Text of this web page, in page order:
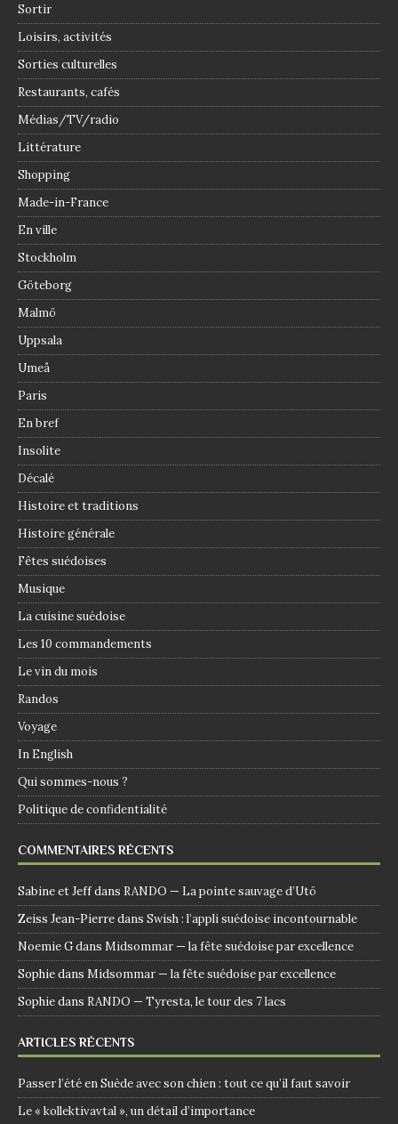
Sortir
Loisirs, activités
Sorties culturelles
Restaurants, cafés
Médias/TV/radio
Littérature
Shopping
Made-in-France
En ville
Stockholm
Göteborg
Malmö
Uppsala
Umeå
Paris
En bref
Insolite
Décalé
Histoire et traditions
Histoire générale
Fêtes suédoises
Musique
La cuisine suédoise
Les 10 commandements
Le vin du mois
Randos
Voyage
In English
Qui sommes-nous ?
Politique de confidentialité
COMMENTAIRES RÉCENTS
Sabine et Jeffdans RANDO — La pointe sauvage d’Utö
Zeiss Jean-Pierredans Swish : l’appli suédoise incontournable
Noemie Gdans Midsommar — la fête suédoise par excellence
Sophiedans Midsommar — la fête suédoise par excellence
Sophiedans RANDO — Tyresta, le tour des 7 lacs
ARTICLES RÉCENTS
Passer l’été en Suède avec son chien : tout ce qu’il faut savoir
Le « kollektivavtal », un détail d’importance